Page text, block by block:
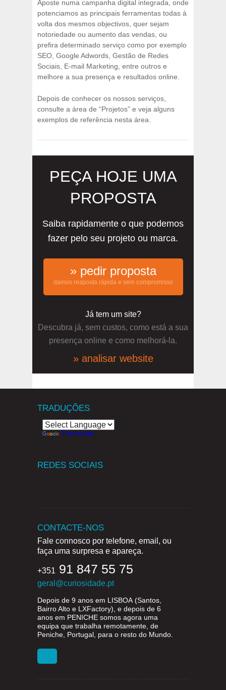
Aposte numa campanha digital integrada, onde
potenciamos as principais ferramentas todas à
volta dos mesmos objectivos, quer sejam
notoriedade ou aumento das vendas, ou
prefira determinado serviço como por exemplo
SEO, Google Adwords, Gestão de Redes
Sociais, E-mail Marketing, entre outros e
melhore a sua presença e resultados online.
Depois de conhecer os nossos serviços,
consulte a área de “Projetos” e veja alguns
exemplos de referência nesta área.
PEÇA HOJE UMA
PROPOSTA
Saiba rapidamente o que podemos
fazer pelo seu projeto ou marca.
» pedir proposta
damos resposta rápida e sem compromisso
Já tem um site?
Descubra já, sem custos, como está a sua
presença online e como melhorá-la.
» analisar website
TRADUÇÕES
Translate
REDES SOCIAIS
CONTACTE-NOS
Fale connosco por telefone, email, ou
faça uma surpresa e apareça.
+351 91 847 55 75
geral@curiosidade.pt
Depois de 9 anos em LISBOA (Santos,
Bairro Alto e LXFactory), e depois de 6
anos em PENICHE somos agora uma
equipa que trabalha remotamente, de
Peniche, Portugal, para o resto do Mundo.